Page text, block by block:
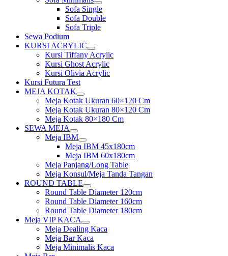
Show
sub
menu
Sofa Single
Sofa Double
Sofa Triple
Sewa Podium
KURSI ACRYLIC
Show
sub
menu
Kursi Tiffany Acrylic
Kursi Ghost Acrylic
Kursi Olivia Acrylic
Kursi Futura Test
MEJA KOTAK
Show
sub
menu
Meja Kotak Ukuran 60×120 Cm
Meja Kotak Ukuran 80×120 Cm
Meja Kotak 80×180 Cm
SEWA MEJA
Show
sub
menu
Meja IBM
Show
sub
menu
Meja IBM 45x180cm
Meja IBM 60x180cm
Meja Panjang/Long Table
Meja Konsul/Meja Tanda Tangan
ROUND TABLE
Show
sub
menu
Round Table Diameter 120cm
Round Table Diameter 160cm
Round Table Diameter 180cm
Meja VIP KACA
Show
sub
menu
Meja Dealing Kaca
Meja Bar Kaca
Meja Minimalis Kaca